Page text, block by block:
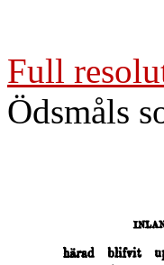
Full
Ödsmåls